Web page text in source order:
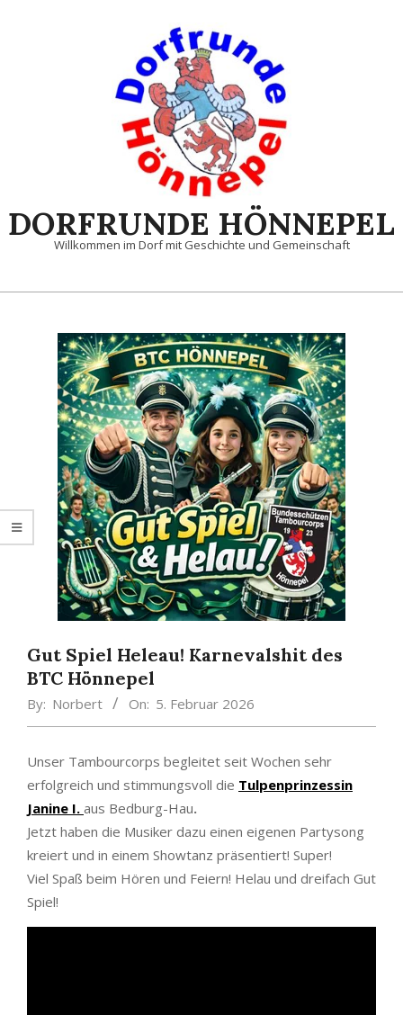
DORFRUNDE HÖNNEPEL
Willkommen im Dorf mit Geschichte und Gemeinschaft
Primary
Gut Spiel Heleau! Karnevalshit des
BTC Hönnepel
By: Norbert On: 5. Februar 2026
Unser Tambourcorps begleitet seit Wochen sehr
erfolgreich und stimmungsvoll die Tulpenprinzessin
Janine I. aus Bedburg-Hau.
Jetzt haben die Musiker dazu einen eigenen Partysong
kreiert und in einem Showtanz präsentiert! Super!
Viel Spaß beim Hören und Feiern! Helau und dreifach Gut
Spiel!